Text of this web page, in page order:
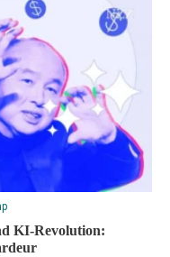
KI-Revolution: